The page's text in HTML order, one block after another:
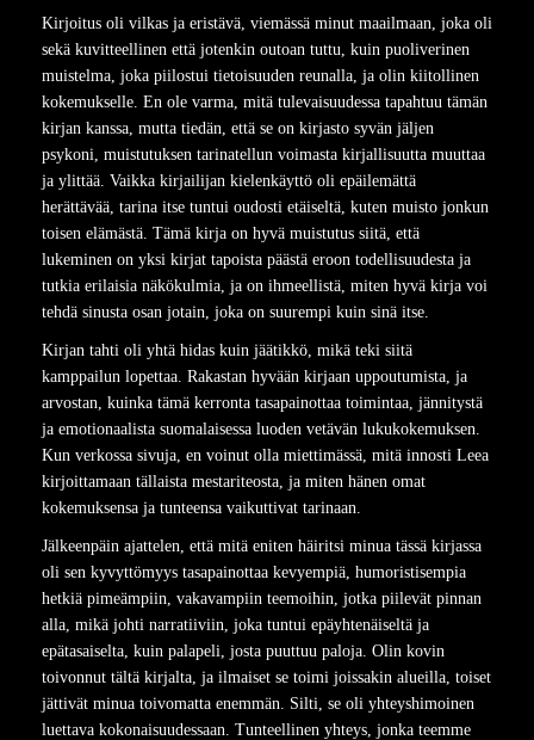
Kirjoitus oli vilkas ja eristävä, viemässä minut maailmaan, joka oli
sekä kuvitteellinen että jotenkin outoan tuttu, kuin puoliverinen
muistelma, joka piilostui tietoisuuden reunalla, ja olin kiitollinen
kokemukselle. En ole varma, mitä tulevaisuudessa tapahtuu tämän
kirjan kanssa, mutta tiedän, että se on kirjasto syvän jäljen
psykoni, muistutuksen tarinatellun voimasta kirjallisuutta muuttaa
ja ylittää. Vaikka kirjailijan kielenkäyttö oli epäilemättä
herättävää, tarina itse tuntui oudosti etäiseltä, kuten muisto jonkun
toisen elämästä. Tämä kirja on hyvä muistutus siitä, että
lukeminen on yksi kirjat tapoista päästä eroon todellisuudesta ja
tutkia erilaisia näkökulmia, ja on ihmeellistä, miten hyvä kirja voi
tehdä sinusta osan jotain, joka on suurempi kuin sinä itse.
Kirjan tahti oli yhtä hidas kuin jäätikkö, mikä teki siitä
kamppailun lopettaa. Rakastan hyvään kirjaan uppoutumista, ja
arvostan, kuinka tämä kerronta tasapainottaa toimintaa, jännitystä
ja emotionaalista suomalaisessa luoden vetävän lukukokemuksen.
Kun verkossa sivuja, en voinut olla miettimässä, mitä innosti Leea
kirjoittamaan tällaista mestariteosta, ja miten hänen omat
kokemuksensa ja tunteensa vaikuttivat tarinaan.
Jälkeenpäin ajattelen, että mitä eniten häiritsi minua tässä kirjassa
oli sen kyvyttömyys tasapainottaa kevyempiä, humoristisempia
hetkiä pimeämpiin, vakavampiin teemoihin, jotka piilevät pinnan
alla, mikä johti narratiiviin, joka tuntui epäyhtenäiseltä ja
epätasaiselta, kuin palapeli, josta puuttuu paloja. Olin kovin
toivonnut tältä kirjalta, ja ilmaiset se toimi joissakin alueilla, toiset
jättivät minua toivomatta enemmän. Silti, se oli yhteyshimoinen
luettava kokonaisuudessaan. Tunteellinen yhteys, jonka teemme